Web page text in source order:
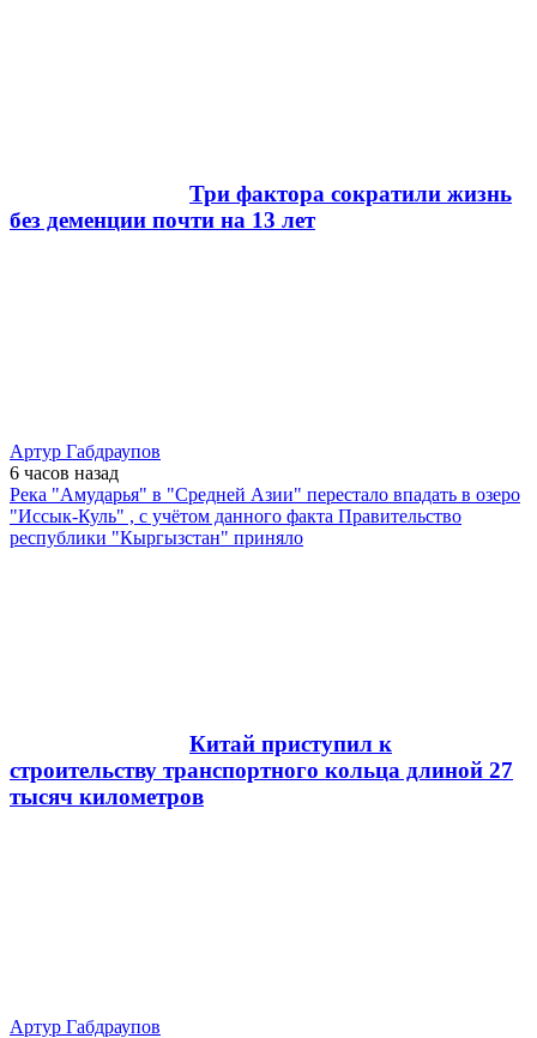
Три фактора сократили жизнь
без деменции почти на 13 лет
Артур Габдраупов
6 часов назад
Река "Амударья" в "Средней Азии" перестало впадать в озеро
"Иссык-Куль" , с учётом данного факта Правительство
республики "Кыргызстан" приняло
Китай приступил к
строительству транспортного кольца длиной 27
тысяч километров
Артур Габдраупов